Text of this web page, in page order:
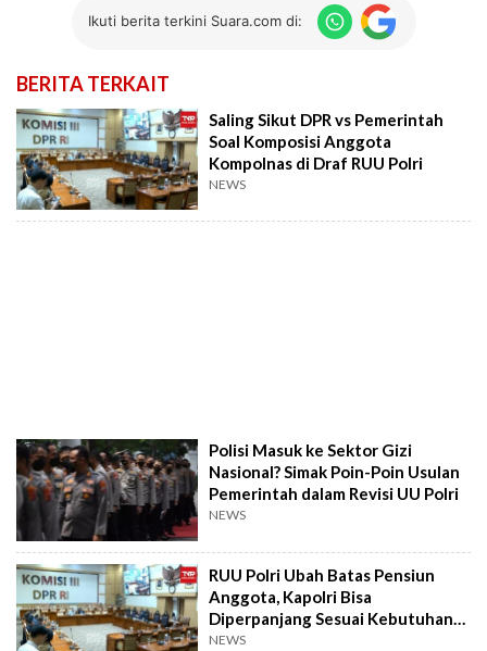
Ikuti berita terkini Suara.com di:
BERITA TERKAIT
Saling Sikut DPR vs Pemerintah
Soal Komposisi Anggota
Kompolnas di Draf RUU Polri
NEWS
Polisi Masuk ke Sektor Gizi
Nasional? Simak Poin-Poin Usulan
Pemerintah dalam Revisi UU Polri
NEWS
RUU Polri Ubah Batas Pensiun
Anggota, Kapolri Bisa
Diperpanjang Sesuai Kebutuhan
Presiden
NEWS